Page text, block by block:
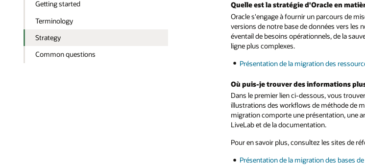
Getting started
Terminology
Strategy
Common questions
Quelle est la stratégie d'Oracle en
Oracle s'engage à fournir un parcours de
versions de notre base de données vers
éventail de besoins opérationnels, de la
ligne plus complexes.
Présentation de la migration des
Où puis-je trouver des informations
Dans le premier lien ci-dessous, vous
illustrations des workflows de méthode de
migration comporte une présentation, une
LiveLab et de la documentation.
Pour en savoir plus, consultez les sites de
Présentation de la migration des bases